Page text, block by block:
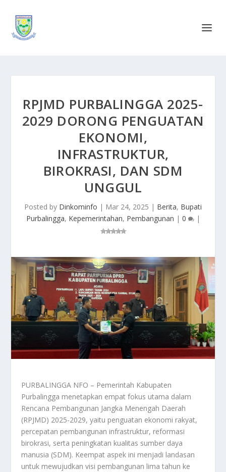
RPJMD PURBALINGGA 2025-
2029 DORONG PENGUATAN
EKONOMI,
INFRASTRUKTUR,
BIROKRASI, DAN SDM
UNGGUL
Posted by Dinkominfo | Mar 24, 2025 | Berita, Bupati
Purbalingga, Kepemerintahan, Pembangunan | 0 |
PURBALINGGA NFO – Pemerintah Kabupaten
Purbalingga menetapkan empat fokus utama dalam
Rencana Pembangunan Jangka Menengah Daerah
(RPJMD) 2025-2029, yaitu penguatan ekonomi rakyat,
percepatan pembangunan infrastruktur, reformasi
birokrasi, serta peningkatan kualitas sumber daya
manusia (SDM). Keempat aspek ini menjadi landasan
untuk mewujudkan visi pembangunan lima tahun ke